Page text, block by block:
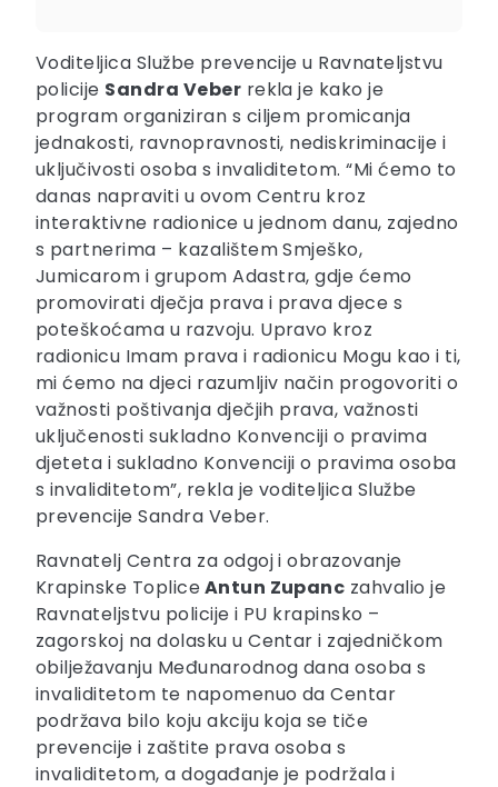
Voditeljica Službe prevencije u Ravnateljstvu
policije Sandra Veber rekla je kako je
program organiziran s ciljem promicanja
jednakosti, ravnopravnosti, nediskriminacije i
uključivosti osoba s invaliditetom. “Mi ćemo to
danas napraviti u ovom Centru kroz
interaktivne radionice u jednom danu, zajedno
s partnerima – kazalištem Smješko,
Jumicarom i grupom Adastra, gdje ćemo
promovirati dječja prava i prava djece s
poteškoćama u razvoju. Upravo kroz
radionicu Imam prava i radionicu Mogu kao i ti,
mi ćemo na djeci razumljiv način progovoriti o
važnosti poštivanja dječjih prava, važnosti
uključenosti sukladno Konvenciji o pravima
djeteta i sukladno Konvenciji o pravima osoba
s invaliditetom”, rekla je voditeljica Službe
prevencije Sandra Veber.
Ravnatelj Centra za odgoj i obrazovanje
Krapinske TopliceAntun Zupanc zahvalio je
Ravnateljstvu policije i PU krapinsko –
zagorskoj na dolasku u Centar i zajedničkom
obilježavanju Međunarodnog dana osoba s
invaliditetom te napomenuo da Centar
podržava bilo koju akciju koja se tiče
prevencije i zaštite prava osoba s
invaliditetom, a događanje je podržala i